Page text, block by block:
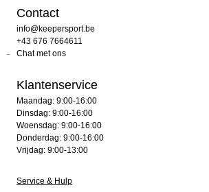
Contact
info@keepersport.be
+43 676 7664611
Chat met ons
Klantenservice
Maandag: 9:00-16:00
Dinsdag: 9:00-16:00
Woensdag: 9:00-16:00
Donderdag: 9:00-16:00
Vrijdag: 9:00-13:00
Service & Hulp